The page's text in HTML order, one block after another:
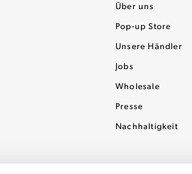
Über uns
Pop-up Store
Unsere Händler
Jobs
Wholesale
Presse
Nachhaltigkeit